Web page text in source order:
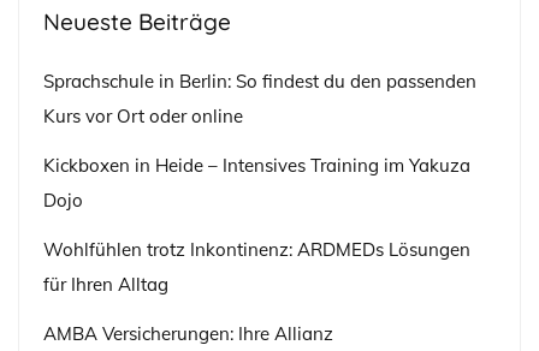
Neueste Beiträge
Sprachschule in Berlin: So findest du den passenden
Kurs vor Ort oder online
Kickboxen in Heide – Intensives Training im Yakuza
Dojo
Wohlfühlen trotz Inkontinenz: ARDMEDs Lösungen
für Ihren Alltag
AMBA Versicherungen: Ihre Allianz